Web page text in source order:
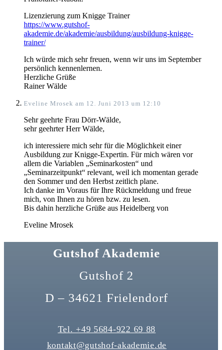
Lizenzierung zum Knigge Trainer
https://www.gutshof-
akademie.de/akademie/ausbildung/ausbildung-knigge-
trainer/
Ich würde mich sehr freuen, wenn wir uns im September
persönlich kennenlernen.
Herzliche Grüße
Rainer Wälde
Eveline Mrosek am 12. Juni 2013 um 12:10
Sehr geehrte Frau Dörr-Wälde,
sehr geehrter Herr Wälde,
ich interessiere mich sehr für die Möglichkeit einer
Ausbildung zur Knigge-Expertin. Für mich wären vor
allem die Variablen „Seminarkosten“ und
„Seminarzeitpunkt“ relevant, weil ich momentan gerade
den Sommer und den Herbst zeitlich plane.
Ich danke im Voraus für Ihre Rückmeldung und freue
mich, von Ihnen zu hören bzw. zu lesen.
Bis dahin herzliche Grüße aus Heidelberg von
Eveline Mrosek
Gutshof Akademie
Gutshof 2
D – 34621 Frielendorf
Tel. +49 5684-922 69 88
kontakt@gutshof-akademie.de